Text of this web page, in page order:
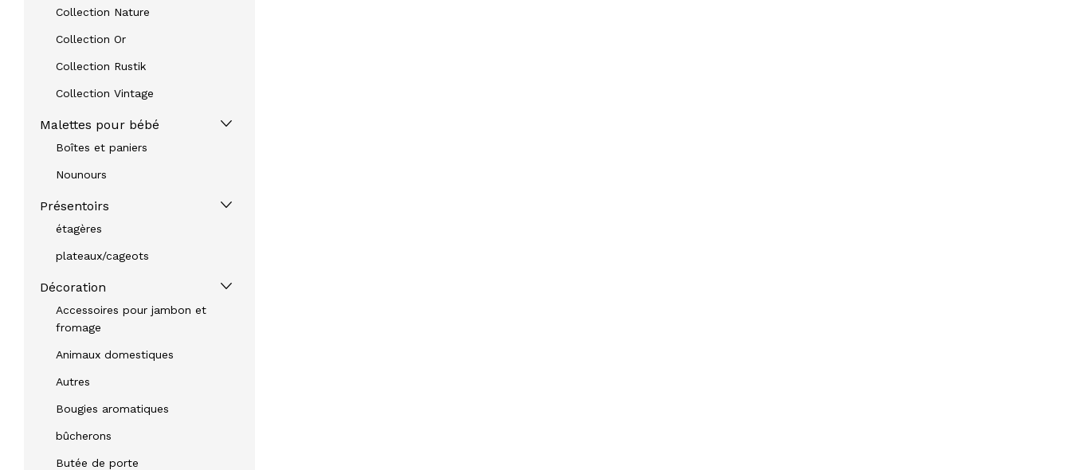
Collection Nature
Collection Or
Collection Rustik
Collection Vintage
Malettes pour bébé
Boîtes et paniers
Nounours
Présentoirs
étagères
plateaux/cageots
Décoration
Accessoires pour jambon et
fromage
Animaux domestiques
Autres
Bougies aromatiques
bûcherons
Butée de porte